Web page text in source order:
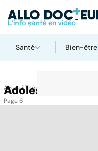
Santé Bien-être
AccueilThématiques
Adolescent
Page 6